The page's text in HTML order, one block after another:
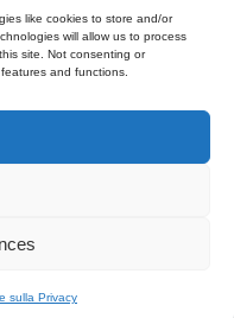
like cookies to store and/or
will allow us to process
site. Not consenting or
and functions.
sulla Privacy
Pasubio, 2 - 36010 Zanè (VI)
/